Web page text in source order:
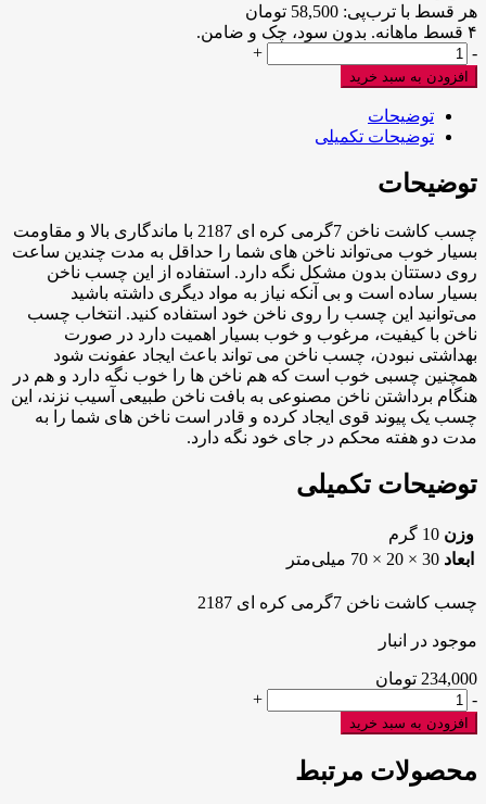
هر قسط با ترب‌پی: 58,500 تومان
۴ قسط ماهانه. بدون سود، چک و ضامن.
چسب
کاشت
ناخن
7گرمی
2187
عدد
-
+
افزودن به سبد خرید
توضیحات
توضیحات تکمیلی
توضیحات
چسب کاشت ناخن 7گرمی کره ای 2187 با ماندگاری بالا و مقاومت
بسیار خوب می‌تواند ناخن‌ های شما را حداقل به مدت چندین ساعت
روی دستتان بدون مشکل نگه دارد. استفاده از این چسب ناخن
بسیار ساده است و بی‌ آنکه نیاز به مواد دیگری داشته باشید
می‌توانید این چسب را روی ناخن خود استفاده کنید. انتخاب چسب
ناخن با کیفیت، مرغوب و خوب بسیار اهمیت دارد در صورت
بهداشتی نبودن، چسب ناخن می تواند باعث ایجاد عفونت شود
همچنین چسبی خوب است که هم ناخن ها را خوب نگه دارد و هم در
هنگام برداشتن ناخن مصنوعی به بافت ناخن طبیعی آسیب نزند، این
چسب یک پیوند قوی ایجاد کرده و قادر است ناخن های شما را به
مدت دو هفته محکم در جای خود نگه دارد.
توضیحات تکمیلی
وزن 10 گرم
ابعاد 30 × 20 × 70 میلی‌متر
چسب کاشت ناخن 7گرمی کره ای 2187
موجود در انبار
234,000 تومان
چسب
کاشت
ناخن
کره
-
+
افزودن به سبد خرید
محصولات مرتبط